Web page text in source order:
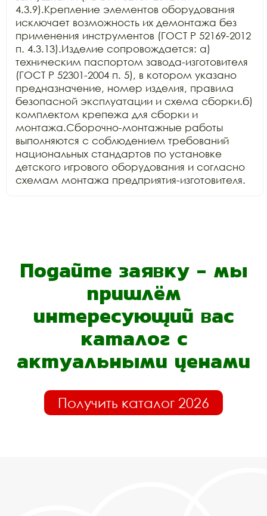
4.3.9).Крепление элементов оборудования
исключает возможность их демонтажа без
применения инструментов (ГОСТ Р 52169-2012
п. 4.3.13).Изделие сопровождается: а)
техническим паспортом завода-изготовителя
(ГОСТ Р 52301-2004 п. 5), в котором указано
предназначение, номер изделия, правила
безопасной эксплуатации и схема сборки.б)
комплектом крепежа для сборки и
монтажа.Сборочно-монтажные работы
выполняются с соблюдением требований
национальных стандартов по установке
детского игрового оборудования и согласно
схемам монтажа предприятия-изготовителя.
Подайте заявку - мы
пришлём
интересующий вас
каталог с
актуальными ценами
Получить каталог 2026